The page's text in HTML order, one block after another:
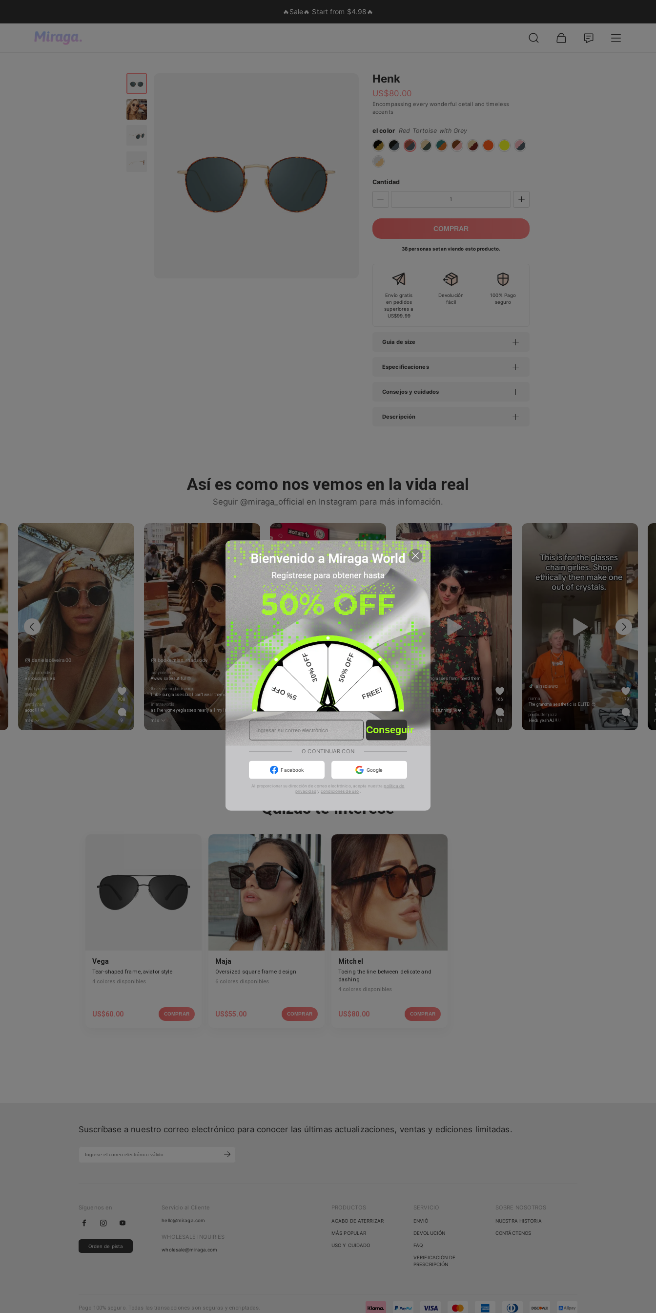
🔥Sale🔥 Start from $4.98🔥
Henk
US$80.00
Encompassing every wonderful detail and timeless
accents
el color Red Tortoise with Grey
Cantidad
COMPRAR
38 personas setan viendo esto producto.
Envío gratis
en pedidos
superiores a
US$99.99
Devolución
fácil
100% Pago
seguro
Guia de size
Especificaciones
Consejos y cuidados
Descripción
Así es como nos vemos en la vida real
Seguir @miraga_official en Instagram para más infomación.
danielaoliveira00
mariacmendesc
es pouco gira es
imtatyxx
😍😍😍
gently.harry
adoro!!! 🤤
más
708
9
bookemian_rhapsody
jaclynneanne
Awww so beautiful 😍
therecoveringbookworm
I like sunglasses but I can't wear them often because without my regular glasses I can't see that well 😅
inlattewords
más 6
abogadaraquel
Batman
hola bonita saludo
1
riana_koala
Alessia
Wheres your sunglasses from i need them immediately
NanduDarwish
sweat queen...😇
Olivia
Girl, your dress is stunning! 🌺❤️
más
166
13
ainsdawg
rianna
The grandma aesthetic is ELITE! 😍
pnutbutternjazz
Heck yeah AJ!!!!
179
2
Quizás te interese
Vega
Tear-shaped frame, aviator style
4 colores disponibles
US$60.00 COMPRAR
Maja
Oversized square frame design
6 colores disponibles
US$55.00 COMPRAR
Mitchel
Toeing the line between delicate and
dashing
4 colores disponibles
US$80.00 COMPRAR
Suscríbase a nuestro correo electrónico para conocer las últimas actualizaciones, ventas y ediciones limitadas.
Síguenos en
Orden de pista
Servicio al Cliente
hello@miraga.com
WHOLESALE INQUIRIES
wholesale@miraga.com
PRODUCTOS
ACABO DE ATERRIZAR
MÁS POPULAR
USO Y CUIDADO
SERVICIO
ENVIÓ
DEVOLUCIÓN
FAQ
VERIFICACIÓN DE
PRESCRIPCIÓN
SOBRE NOSOTROS
NUESTRA HISTORIA
CONTÁCTENOS
Pago 100% seguro. Todas las transacciones son seguras y encriptadas.
50% OFF
FREE!
5% OFF
30% OFF 50% OFF
FREE!
5% OFF
30% OFF
Conseguir
O CONTINUAR CON
Facebook Google
Al proporcionar su dirección de correo electrónico, acepta nuestra política de
privacidad ycondiciones de uso